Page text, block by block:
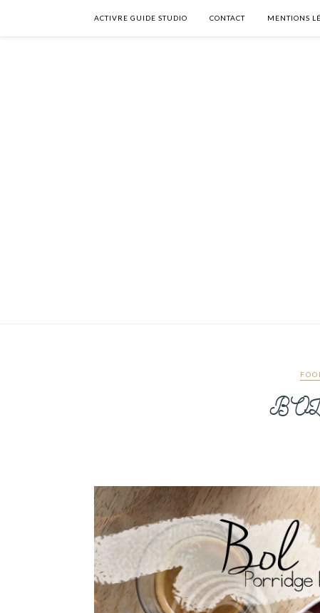
ACTIVRE GUIDE STUDIO CONTACT MENTIONS